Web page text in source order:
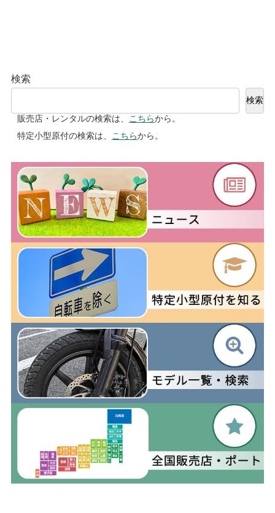
検索
検索
販売店・レンタルの検索は、
こちらから。
特定小型原付の検索は、
こちらから。